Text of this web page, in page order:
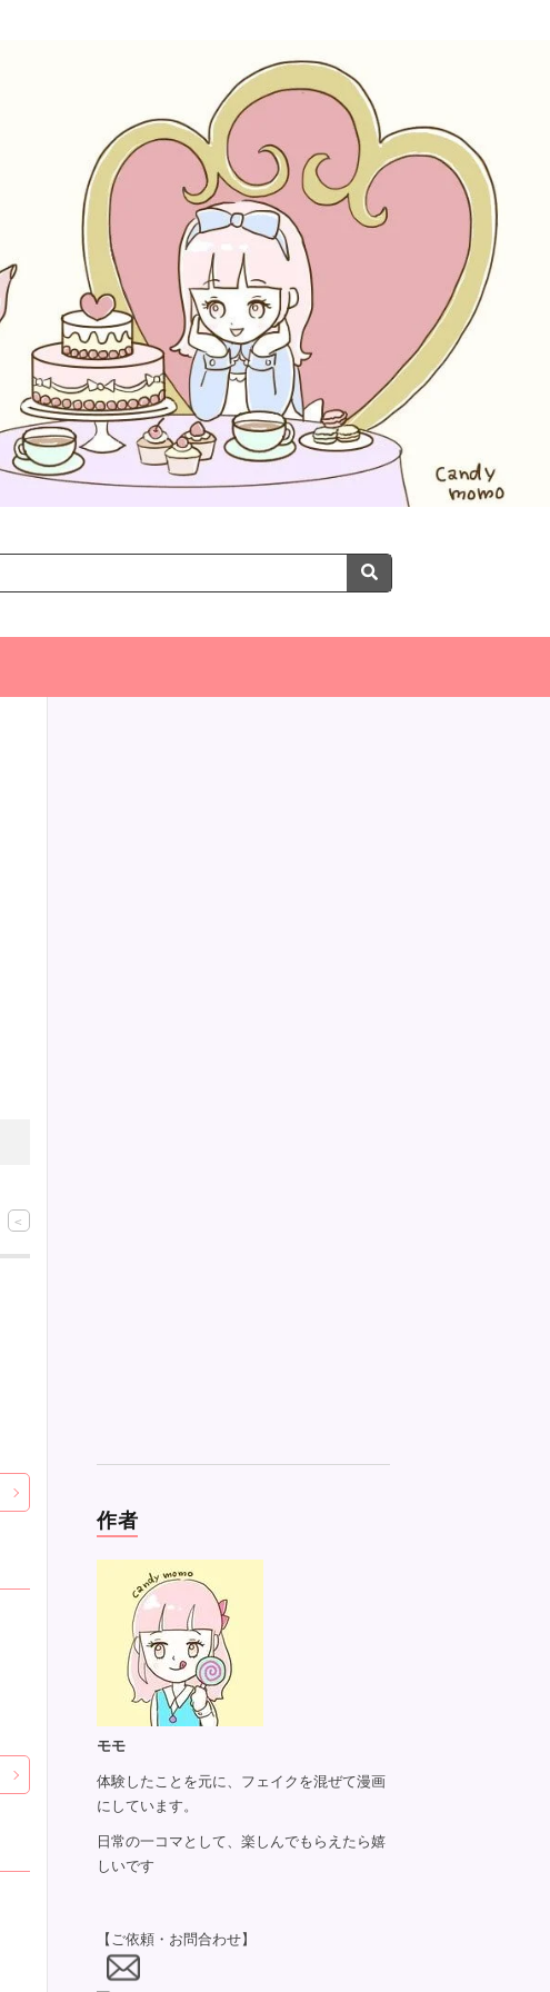
<
作者
モモ
体験したことを元に、フェイクを混ぜて漫画
にしています。
日常の一コマとして、楽しんでもらえたら嬉
しいです
【ご依頼・お問合わせ】